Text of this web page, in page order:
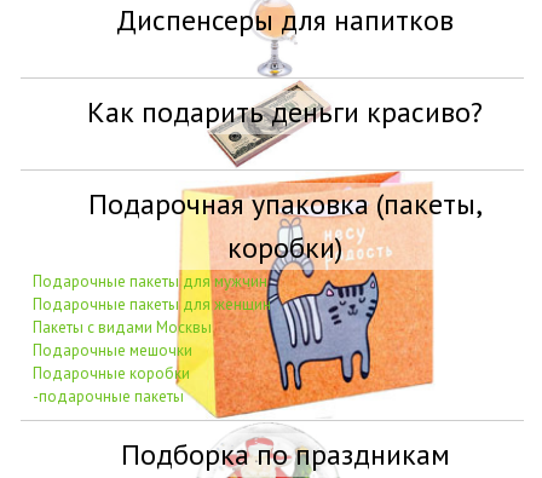
Диспенсеры для напитков
Как подарить деньги красиво?
Подарочная упаковка (пакеты,
коробки)
Подарочные пакеты для мужчин
Подарочные пакеты для женщин
Пакеты с видами Москвы
Подарочные мешочки
Подарочные коробки
-подарочные пакеты
Подборка по праздникам